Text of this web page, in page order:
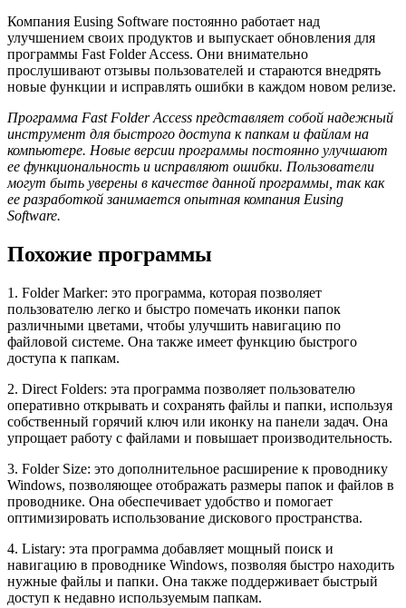
Компания Eusing Software постоянно работает над
улучшением своих продуктов и выпускает обновления для
программы Fast Folder Access. Они внимательно
прослушивают отзывы пользователей и стараются внедрять
новые функции и исправлять ошибки в каждом новом релизе.
Программа Fast Folder Access представляет собой надежный
инструмент для быстрого доступа к папкам и файлам на
компьютере. Новые версии программы постоянно улучшают
ее функциональность и исправляют ошибки. Пользователи
могут быть уверены в качестве данной программы, так как
ее разработкой занимается опытная компания Eusing
Software.
Похожие программы
1. Folder Marker: это программа, которая позволяет
пользователю легко и быстро помечать иконки папок
различными цветами, чтобы улучшить навигацию по
файловой системе. Она также имеет функцию быстрого
доступа к папкам.
2. Direct Folders: эта программа позволяет пользователю
оперативно открывать и сохранять файлы и папки, используя
собственный горячий ключ или иконку на панели задач. Она
упрощает работу с файлами и повышает производительность.
3. Folder Size: это дополнительное расширение к проводнику
Windows, позволяющее отображать размеры папок и файлов в
проводнике. Она обеспечивает удобство и помогает
оптимизировать использование дискового пространства.
4. Listary: эта программа добавляет мощный поиск и
навигацию в проводнике Windows, позволяя быстро находить
нужные файлы и папки. Она также поддерживает быстрый
доступ к недавно используемым папкам.